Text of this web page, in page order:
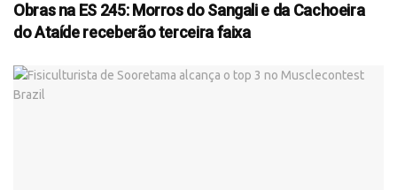
Obras na ES 245: Morros do Sangali e da Cachoeira
do Ataíde receberão terceira faixa